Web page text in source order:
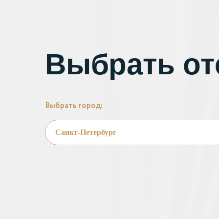
Выбрать
Выбрать город: